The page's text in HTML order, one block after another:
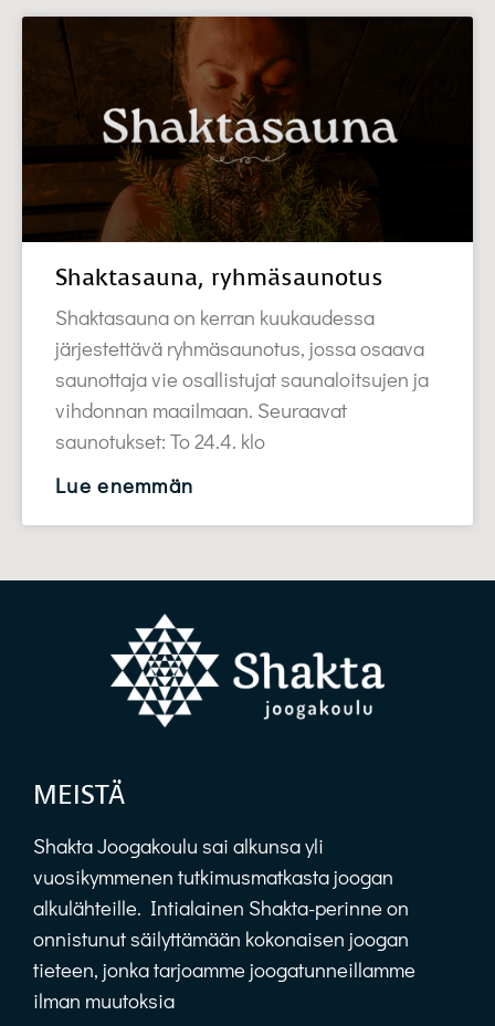
Shaktasauna, ryhmäsaunotus
Shaktasauna on kerran kuukaudessa
järjestettävä ryhmäsaunotus, jossa osaava
saunottaja vie osallistujat saunaloitsujen ja
vihdonnan maailmaan. Seuraavat
saunotukset: To 24.4. klo
Lue enemmän
MEISTÄ
Shakta Joogakoulu sai alkunsa yli
vuosikymmenen tutkimusmatkasta joogan
alkulähteille. Intialainen Shakta-perinne on
onnistunut säilyttämään kokonaisen joogan
tieteen, jonka tarjoamme joogatunneillamme
ilman muutoksia